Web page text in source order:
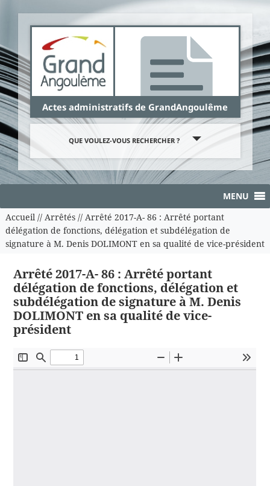
Actes administratifs de GrandAngoulême
QUE VOULEZ-VOUS RECHERCHER ?
MENU
Accueil// Arrêtés// Arrêté 2017-A- 86 : Arrêté portant
délégation de fonctions, délégation et subdélégation de
signature à M. Denis DOLIMONT en sa qualité de vice-président
Arrêté 2017-A- 86 : Arrêté portant
délégation de fonctions, délégation et
subdélégation de signature à M. Denis
DOLIMONT en sa qualité de vice-
président
Panneau de gestion des cookies